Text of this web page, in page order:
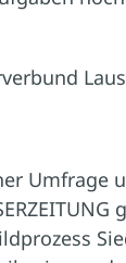
Umfrage